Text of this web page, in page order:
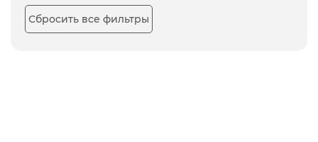
Сбросить все фильтры